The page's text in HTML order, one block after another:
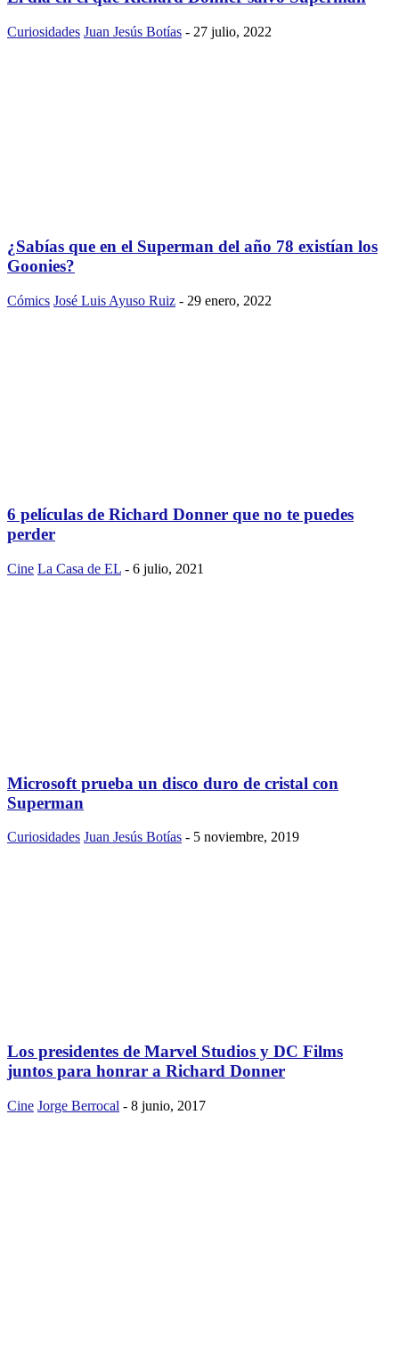
Curiosidades Juan Jesús Botías - 27 julio, 2022
¿Sabías que en el Superman del año 78 existían los
Goonies?
Cómics José Luis Ayuso Ruiz - 29 enero, 2022
6 películas de Richard Donner que no te puedes
perder
Cine La Casa de EL - 6 julio, 2021
Microsoft prueba un disco duro de cristal con
Superman
Curiosidades Juan Jesús Botías - 5 noviembre, 2019
Los presidentes de Marvel Studios y DC Films
juntos para honrar a Richard Donner
Cine Jorge Berrocal - 8 junio, 2017